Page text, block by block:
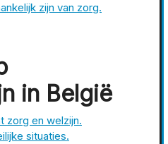
zijn van zorg.
in België
zorg en welzijn.
situaties.